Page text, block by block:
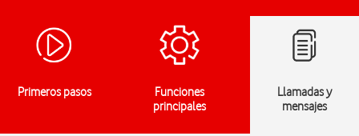
Primeros pasos
Funciones
principales
Llamadas y
mensajes